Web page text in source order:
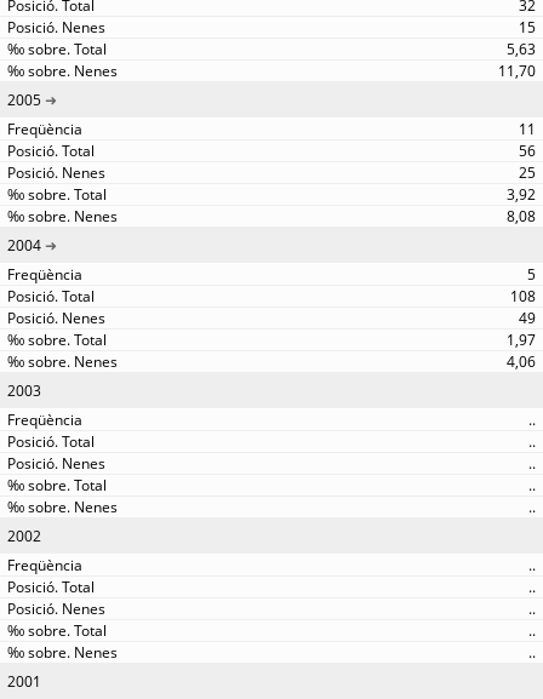
32
15
5,63
11,70
2005
11
56
25
3,92
8,08
2004
5
108
49
1,97
4,06
2003
..
..
..
..
..
2002
..
..
..
..
..
2001